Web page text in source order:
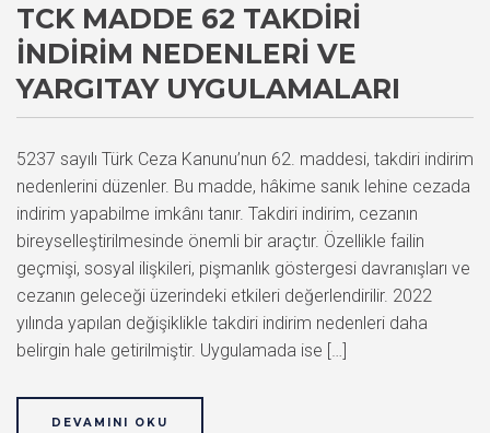
TCK MADDE 62 TAKDIRI
İNDIRIM NEDENLERI VE
YARGITAY UYGULAMALARI
5237 sayılı Türk Ceza Kanunu’nun 62. maddesi, takdiri indirim
nedenlerini düzenler. Bu madde, hâkime sanık lehine cezada
indirim yapabilme imkânı tanır. Takdiri indirim, cezanın
bireyselleştirilmesinde önemli bir araçtır. Özellikle failin
geçmişi, sosyal ilişkileri, pişmanlık göstergesi davranışları ve
cezanın geleceği üzerindeki etkileri değerlendirilir. 2022
yılında yapılan değişiklikle takdiri indirim nedenleri daha
belirgin hale getirilmiştir. Uygulamada ise […]
DEVAMINI OKU